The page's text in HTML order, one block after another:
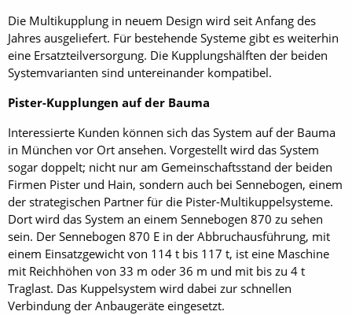
Die Multikupplung in neuem Design wird seit Anfang des
Jahres ausgeliefert. Für bestehende Systeme gibt es weiterhin
eine Ersatzteilversorgung. Die Kupplungshälften der beiden
Systemvarianten sind untereinander kompatibel.
Pister-Kupplungen auf der Bauma
Interessierte Kunden können sich das System auf der Bauma
in München vor Ort ansehen. Vorgestellt wird das System
sogar doppelt; nicht nur am Gemeinschaftsstand der beiden
Firmen Pister und Hain, sondern auch bei Sennebogen, einem
der strategischen Partner für die Pister-Multikuppelsysteme.
Dort wird das System an einem Sennebogen 870 zu sehen
sein. Der Sennebogen 870 E in der Abbruchausführung, mit
einem Einsatzgewicht von 114 t bis 117 t, ist eine Maschine
mit Reichhöhen von 33 m oder 36 m und mit bis zu 4 t
Traglast. Das Kuppelsystem wird dabei zur schnellen
Verbindung der Anbaugeräte eingesetzt.